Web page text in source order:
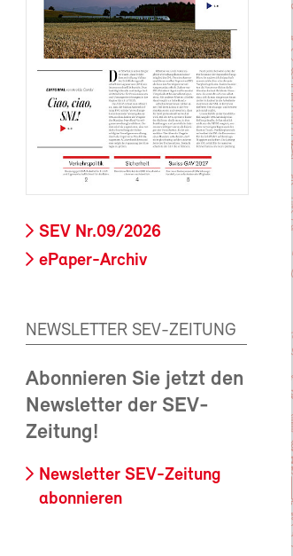
SEV Nr.09/2026
ePaper-Archiv
NEWSLETTER SEV-ZEITUNG
Abonnieren Sie jetzt den
Newsletter der SEV-
Zeitung!
Newsletter SEV-Zeitung
abonnieren